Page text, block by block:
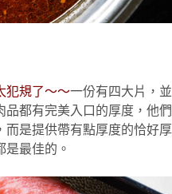
犯規了～～一份有四大片，並
品都有完美入口的厚度，他們
而是提供帶有點厚度的恰好厚
是最佳的。